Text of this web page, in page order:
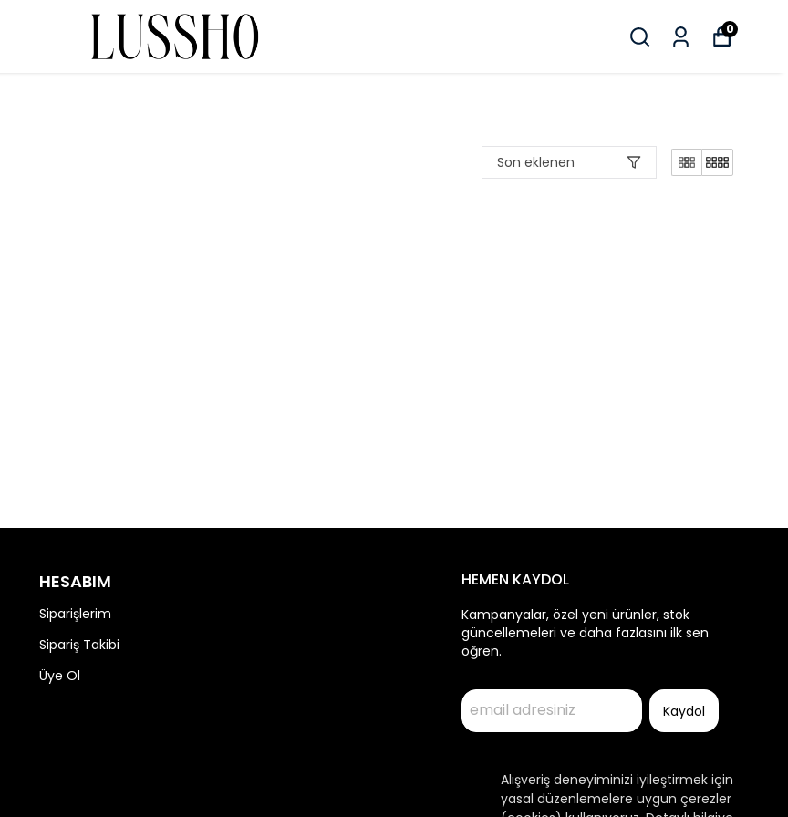
0
Alışveriş deneyiminizi iyileştirmek için
yasal düzenlemelere uygun çerezler
Son eklenen
HESABIM
Siparişlerim
Sipariş Takibi
Üye Ol
HEMEN KAYDOL
Kampanyalar, özel yeni ürünler, stok
güncellemeleri ve daha fazlasını ilk sen
öğren.
Kaydol